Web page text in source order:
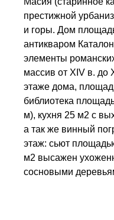
престижной
и горы. Дом
антикваром
элементы
массив от XIV в. до
этаже дома,
библиотека
м), кухня 25 м2 с
а так же винный
этаж: сьют
м2 высажен
сосновыми